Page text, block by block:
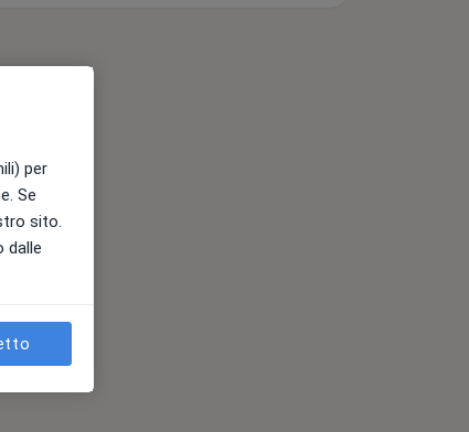
per
Se
sito.
dalle